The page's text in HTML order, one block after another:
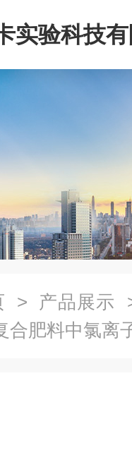
实验科技
> 产品展示
合肥料中氯离